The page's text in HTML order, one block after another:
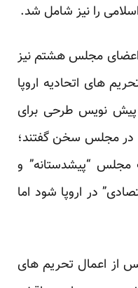
را نیز شامل شد.
اعضای مجلس هشتم نیز
های اتحادیه اروپا
پیش نویس طرحی برای
در مجلس سخن گفتند؛
“پیشدستانه” و
در اروپا شود اما
از اعمال تحریم های